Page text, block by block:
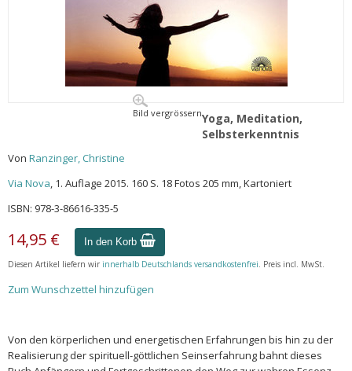
Bild vergrössernYoga, Meditation,
Selbsterkenntnis
Von Ranzinger, Christine
Via Nova, 1. Auflage 2015. 160 S. 18 Fotos 205 mm, Kartoniert
ISBN: 978-3-86616-335-5
14,95 € In den Korb
Diesen Artikel liefern wir innerhalb Deutschlands versandkostenfrei. Preis incl. MwSt.
Zum Wunschzettel hinzufügen
Von den körperlichen und energetischen Erfahrungen bis hin zu der
Realisierung der spirituell-göttlichen Seinserfahrung bahnt dieses